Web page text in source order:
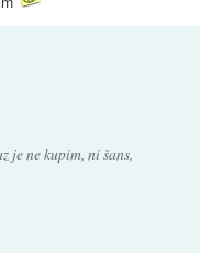
je ne kupim, ni šans,